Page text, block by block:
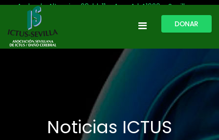
Avda. de Altamira, 29, bl. 11 – Acc. A | 41020 - Sevilla
954 513 999
ictussevilla@hotmail.com
DONAR
Noticias ICTUS